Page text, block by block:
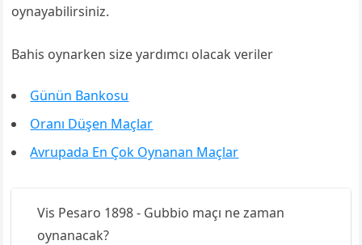
oynayabilirsiniz.
Bahis oynarken size yardımcı olacak veriler
Günün Bankosu
Oranı Düşen Maçlar
Avrupada En Çok Oynanan Maçlar
Vis Pesaro 1898 - Gubbio maçı ne zaman
oynanacak?